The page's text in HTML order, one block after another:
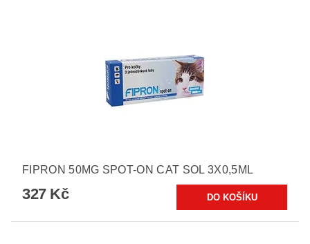
FIPRON 50MG SPOT-ON CAT SOL 3X0,5ML
327 Kč